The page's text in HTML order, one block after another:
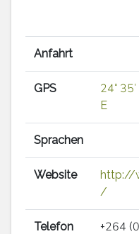
Anfahrt
GPS
24°
E
Sprachen
Website
http://
/
Telefon
+264